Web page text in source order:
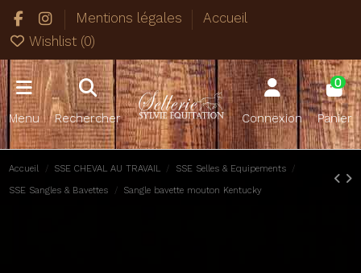
Mentions légales
Accueil
Wishlist (0)
Menu Rechercher Connexion
0
Panier
Accueil SSE CHEVAL AU TRAVAIL SSE Selles & Equipements
SSE Sangles & Bavettes Sangle bavette mouton Kentucky